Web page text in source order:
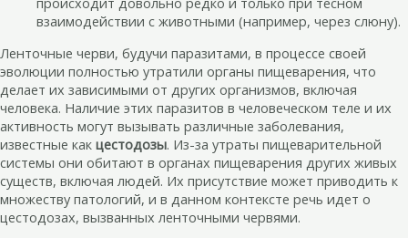
взаимодействии с животными (например, через слюну).
Ленточные черви, будучи паразитами, в процессе своей
эволюции полностью утратили органы пищеварения, что
делает их зависимыми от других организмов, включая
человека. Наличие этих паразитов в человеческом теле и их
активность могут вызывать различные заболевания,
известные как цестодозы. Из-за утраты пищеварительной
системы они обитают в органах пищеварения других живых
существ, включая людей. Их присутствие может приводить к
множеству патологий, и в данном контексте речь идет о
цестодозах, вызванных ленточными червями.